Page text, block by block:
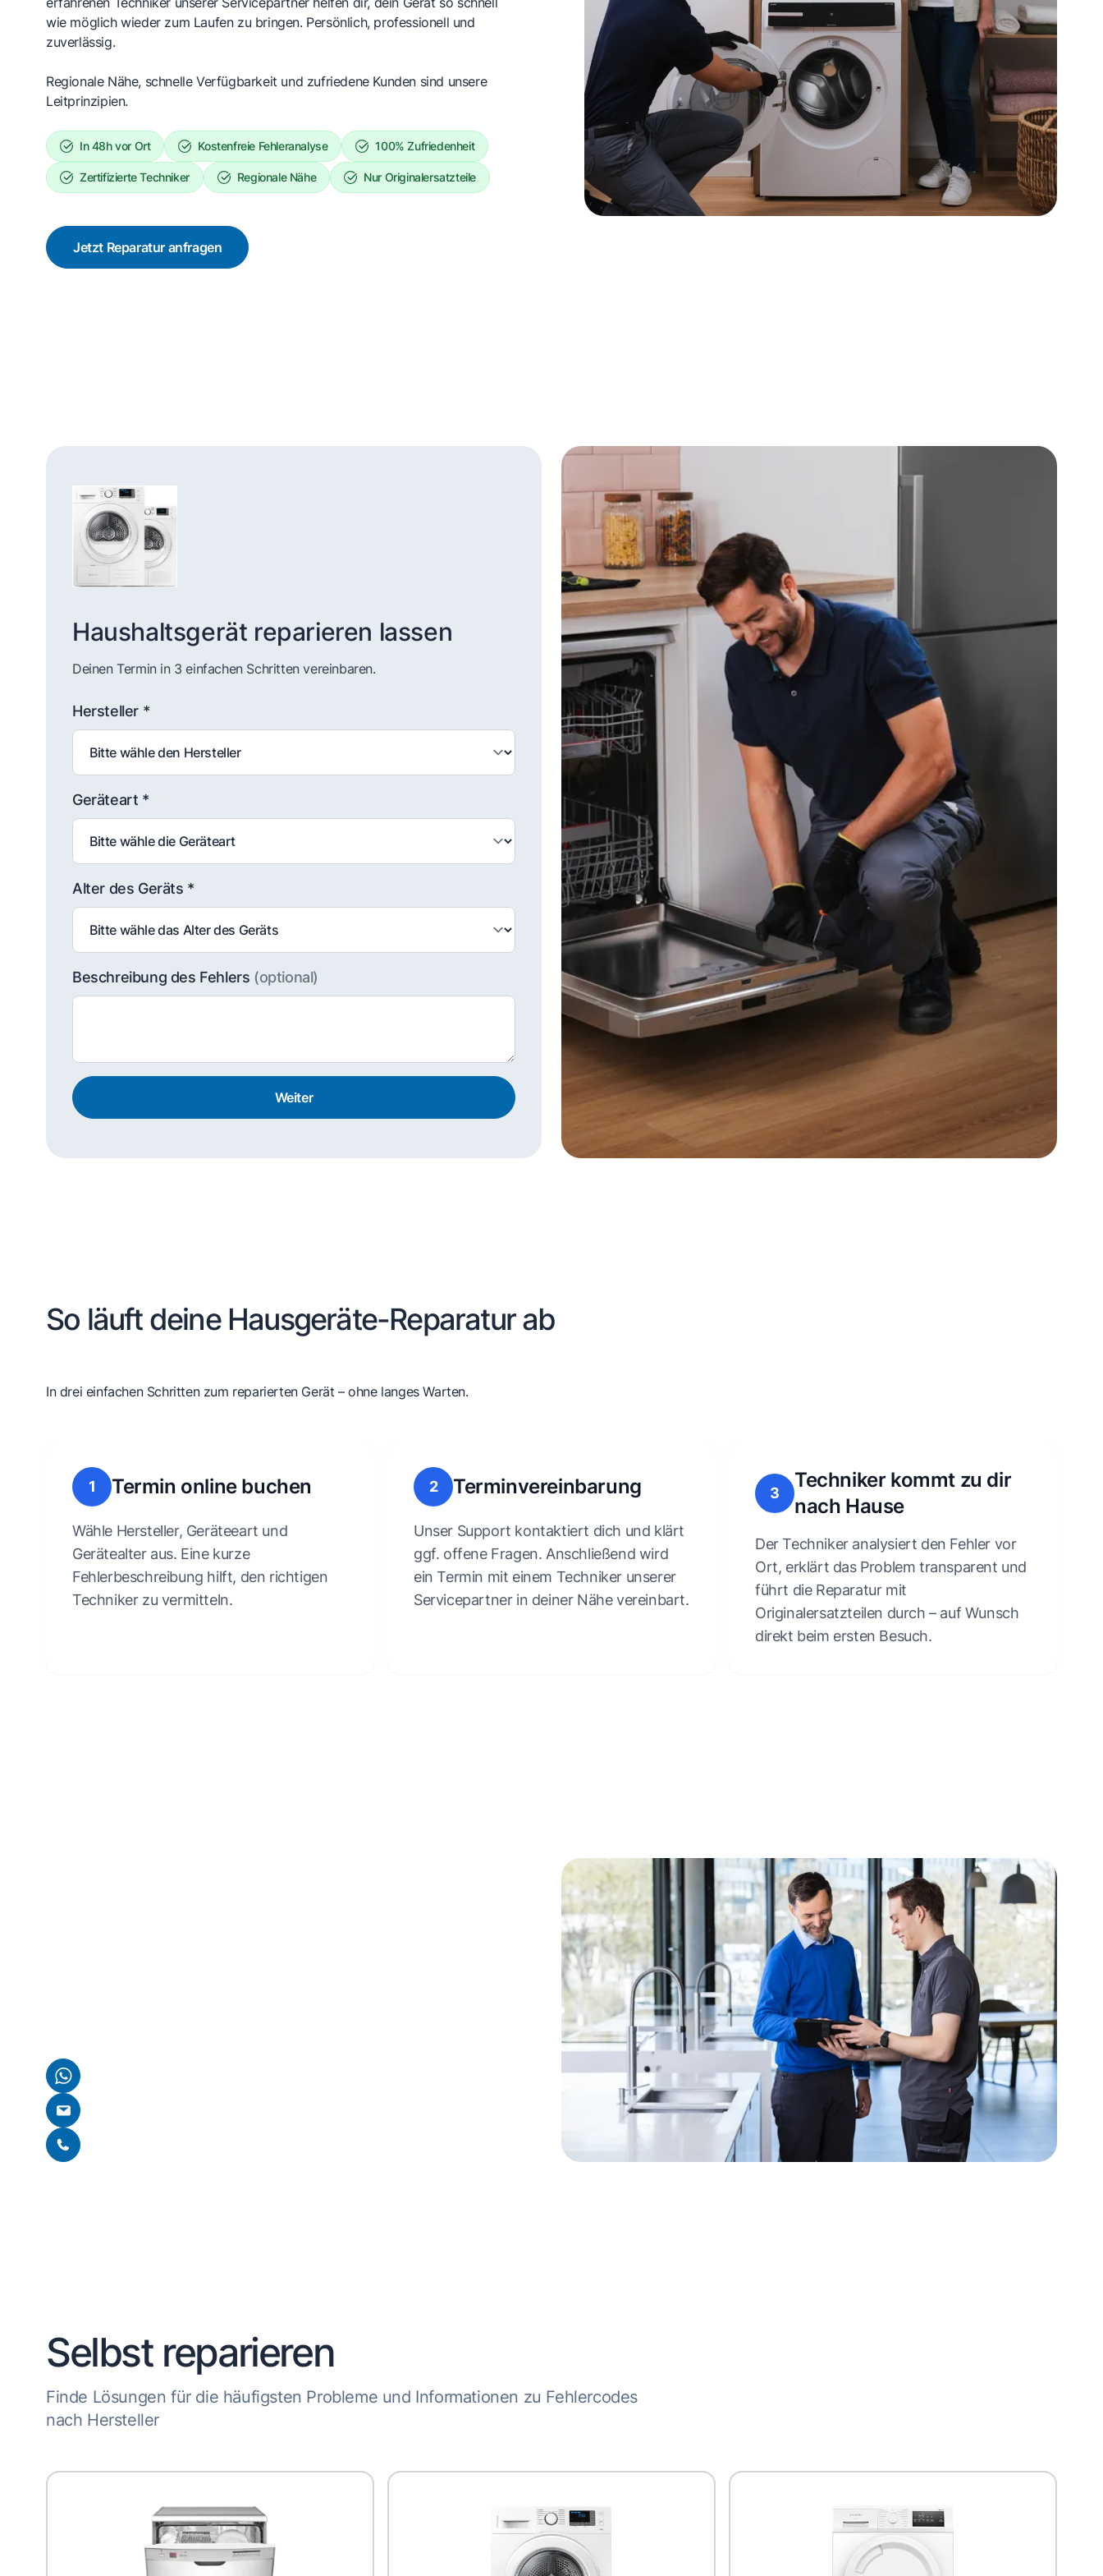
wie möglich wieder zum Laufen zu bringen. Persönlich, professionell und
zuverlässig.
Regionale Nähe, schnelle Verfügbarkeit und zufriedene Kunden sind unsere
Leitprinzipien.
In 48h vor Ort Kostenfreie Fehleranalyse 100% Zufriedenheit
Zertifizierte Techniker Regionale Nähe Nur Originalersatzteile
Jetzt Reparatur anfragen
Haushaltsgerät reparieren lassen
Deinen Termin in 3 einfachen Schritten vereinbaren.
Hersteller *
Geräteart *
Alter des Geräts *
Beschreibung des Fehlers (optional)
Weiter
So läuft deine Hausgeräte-Reparatur ab
In drei einfachen Schritten zum reparierten Gerät – ohne langes Warten.
1 Termin online buchen
Wähle Hersteller, Geräteeart und
Gerätealter aus. Eine kurze
Fehlerbeschreibung hilft, den richtigen
Techniker zu vermitteln.
2 Terminvereinbarung
Unser Support kontaktiert dich und klärt
ggf. offene Fragen. Anschließend wird
ein Termin mit einem Techniker unserer
Servicepartner in deiner Nähe vereinbart.
3
Techniker kommt zu dir
nach Hause
Der Techniker analysiert den Fehler vor
Ort, erklärt das Problem transparent und
führt die Reparatur mit
Originalersatzteilen durch – auf Wunsch
direkt beim ersten Besuch.
Selbst reparieren
Finde Lösungen für die häufigsten Probleme und Informationen zu Fehlercodes
nach Hersteller